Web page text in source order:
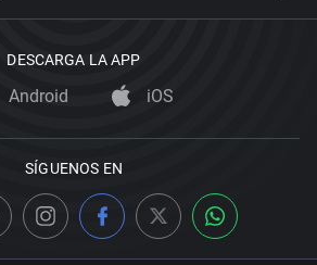
DESCARGA LA APP
Android iOS
SÍGUENOS EN